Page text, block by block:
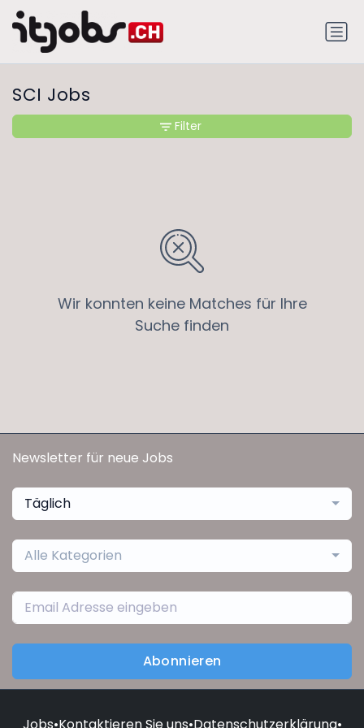
SCI Jobs
Wir konnten keine Matches für Ihre
Suche finden
Filter
Newsletter für neue Jobs
Täglich
Alle Kategorien
Abonnieren
Jobs•Kontaktieren Sie uns•Datenschutzerklärung•